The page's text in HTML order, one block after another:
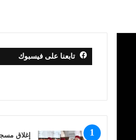
تابعنا على فيسبوك
إغلاق